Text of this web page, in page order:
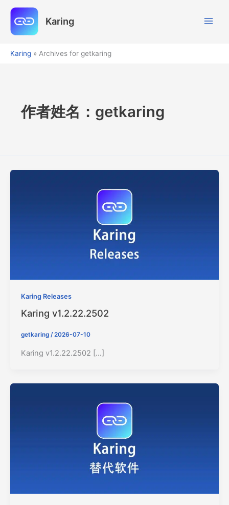
Karing
Karing » Archives for getkaring
作者姓名：getkaring
Karing Releases
Karing v1.2.22.2502
getkaring /2026-07-10
Karing v1.2.22.2502 […]